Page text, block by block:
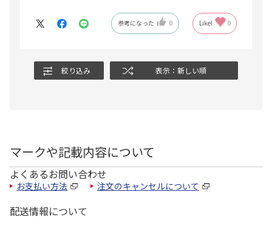
参考になった 0 Like! 0
絞り込み 表示：新しい順
マークや記載内容について
よくあるお問い合わせ
お支払い方法 注文のキャンセルについて
配送情報について